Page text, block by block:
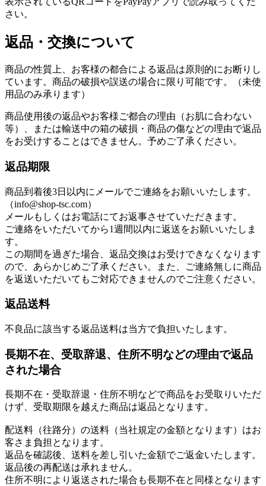
さい。
返品・交換について
商品の性質上、お客様の都合による返品は原則的にお断りし
ています。商品の破損や誤送の場合に限り可能です。（未使
用品のみ承ります）
商品使用後の返品やお客様ご都合の理由（お肌に合わない
等）、または輸送中の箱の破損・商品の傷などの理由で返品
をお受けすることはできません。予めご了承ください。
返品期限
商品到着後3日以内にメールでご連絡をお願いいたします。
（info@shop-tsc.com）
メールもしくはお電話にてお返事させていただきます。
ご連絡をいただいてから1週間以内に返送をお願いいたしま
す。
この期間を過ぎた場合、返品交換はお受けできなくなります
ので、あらかじめご了承ください。また、ご連絡無しに商品
を返送いただいてもご対応できませんのでご注意ください。
返品送料
不良品に該当する返品送料は当方で負担いたします。
長期不在、受取辞退、住所不明などの理由で返品
された場合
長期不在・受取辞退・住所不明などで商品をお受取りいただ
けず、受取期限を越えた商品は返品となります。
配送料（往路分）の送料（当社規定の金額となります）はお
客さま負担となります。
返品を確認後、送料を差し引いた金額でご返金いたします。
返品後の再配送は承れません。
住所不明により返送された場合も長期不在と同様となります